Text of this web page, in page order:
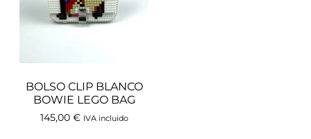
BOLSO CLIP BLANCO
BOWIE LEGO BAG
145,00 € IVA incluido